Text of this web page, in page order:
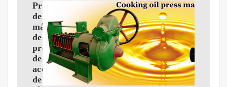
Proyecto
de
máquina
de
pretratamiento
de
aceite
de